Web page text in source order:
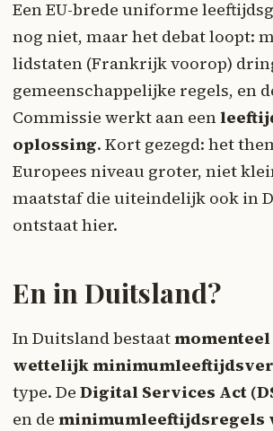
Een EU-brede uniforme
nog niet, maar het debat loopt:
lidstaten (Frankrijk voorop)
gemeenschappelijke regels, en
Commissie werkt aan een
oplossing. Kort gezegd: het
Europees niveau groter, niet
maatstaf die uiteindelijk ook in
ontstaat hier.
En in Duitsland?
In Duitsland bestaatmomenteel
wettelijk
type. De Digital Services Act
en de minimumleeftijdsregels